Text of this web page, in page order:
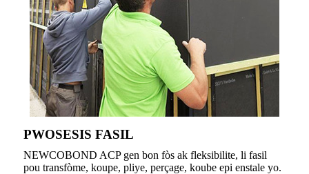
PWOSESIS FASIL
NEWCOBOND ACP gen bon fòs ak fleksibilite, li fasil
pou transfòme, koupe, pliye, perçage, koube epi enstale yo.